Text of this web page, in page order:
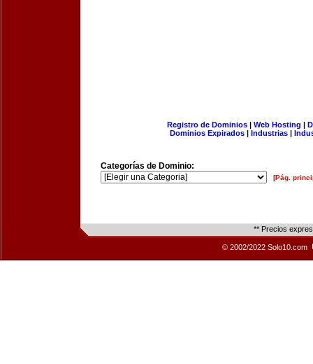
Registro de Dominios| Web Hosting |
Dominios Expirados | Industrias |
Categorías de Dominio:
[Pág.
** Precios
© 2002/2022 Solo10.com